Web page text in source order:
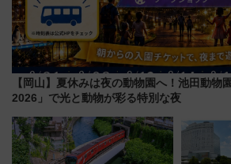
【岡山】夏休みは夜の動物園へ！池田動物
2026」で光と動物が彩る特別な夜